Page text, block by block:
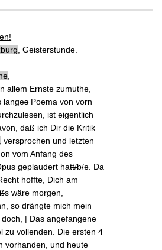
,Geisterstunde
allem Ernste zumuthe,
langes Poema von vorn
ist eigentlich
daß ich Dir die Kritik
versprochen und letzten
vom Anfang des
geplaudert hatt/b/e. Da
hoffte, Dich am
ßs wäre morgen
so drängte mich mein
doch, | Das angefangene
zu vollenden. Die ersten 4
vorhanden, und heute